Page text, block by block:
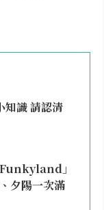
知識 請認清
」
夕陽一次滿